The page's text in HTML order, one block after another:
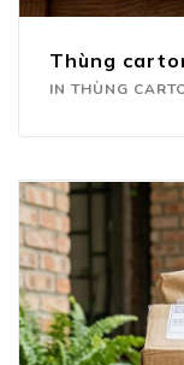
Thùng
IN THÙNG